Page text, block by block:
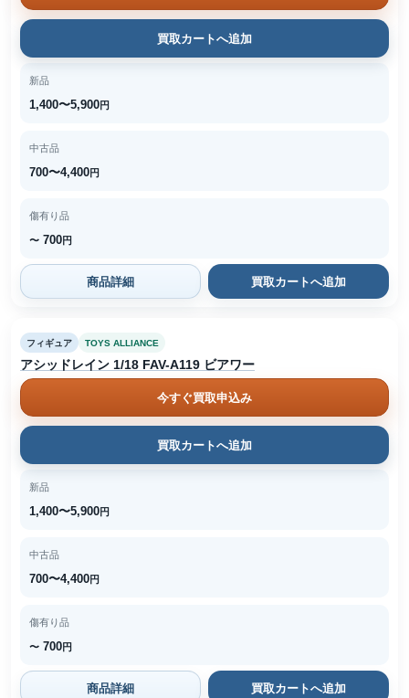
買取カートへ追加
新品
1,400〜5,900円
中古品
700〜4,400円
傷有り品
〜 700円
商品詳細 買取カートへ追加
フィギュア TOYS ALLIANCE
アシッドレイン 1/18 FAV-A119 ビアワー
今すぐ買取申込み
買取カートへ追加
新品
1,400〜5,900円
中古品
700〜4,400円
傷有り品
〜 700円
商品詳細 買取カートへ追加